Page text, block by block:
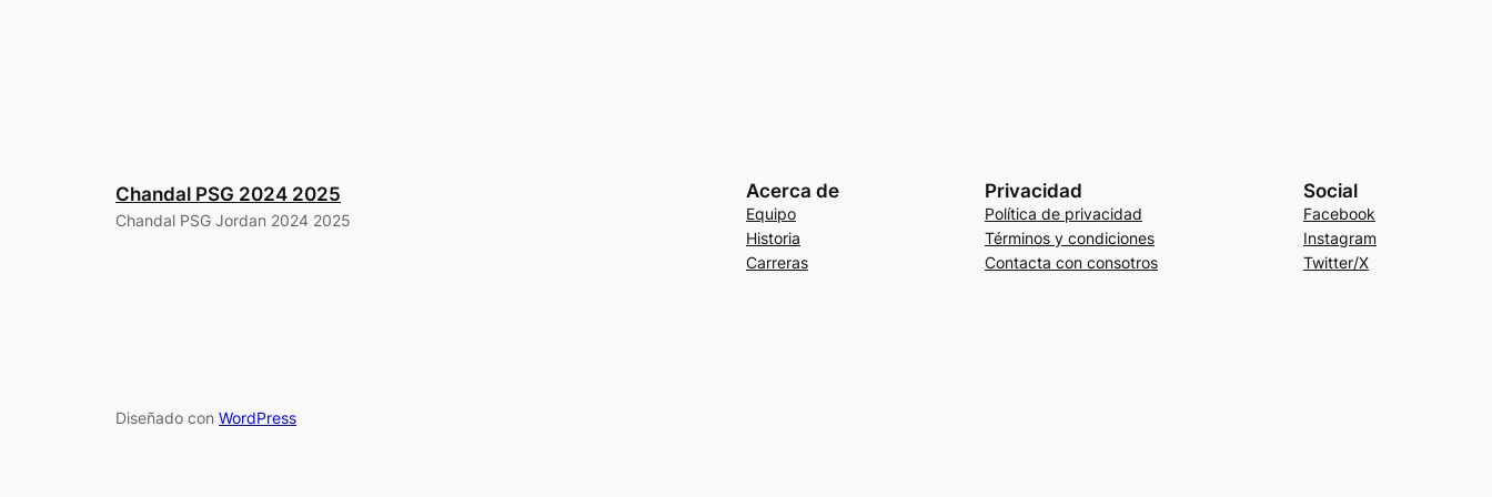
Chandal PSG 2024 2025
Chandal PSG Jordan 2024 2025
Acerca de
Equipo
Historia
Carreras
Privacidad
Política de privacidad
Términos y condiciones
Contacta con consotros
Social
Facebook
Instagram
Twitter/X
Diseñado con WordPress